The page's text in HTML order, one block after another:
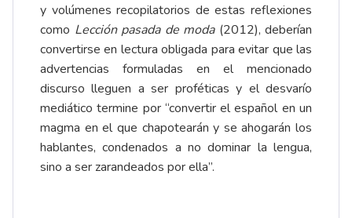
y volúmenes recopilatorios de estas reflexiones
como Lección pasada de moda (2012), deberían
convertirse en lectura obligada para evitar que las
advertencias formuladas en el mencionado
discurso lleguen a ser proféticas y el desvarío
mediático termine por “convertir el español en un
magma en el que chapotearán y se ahogarán los
hablantes, condenados a no dominar la lengua,
sino a ser zarandeados por ella”.